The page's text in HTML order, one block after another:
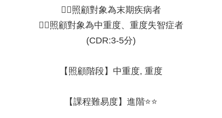
🙋‍♀️照顧對象為末期疾病者
🙋‍♀️照顧對象為中重度、重度失智症者
(CDR:3-5分)
【照顧階段】中重度, 重度
【課程難易度】進階⭐⭐